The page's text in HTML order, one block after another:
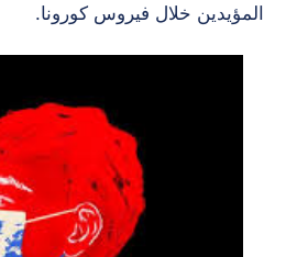
المؤيدين خلال فيروس كورونا.